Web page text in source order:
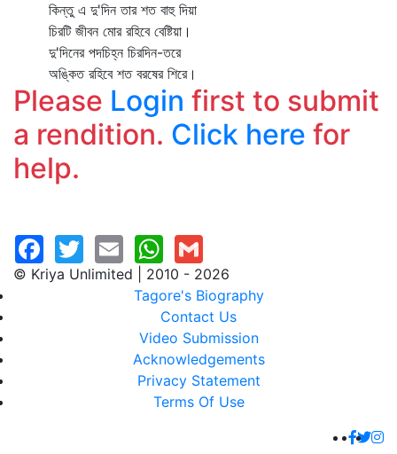
কিন্তু এ দু'দিন তার শত বাহু দিয়া
চিরটি জীবন মোর রহিবে বেষ্টিয়া।
দু'দিনের পদচিহ্ন চিরদিন-তরে
অঙ্কিত রহিবে শত বরষের শিরে।
Please Login first to submit
a rendition. Click here for
help.
© Kriya Unlimited | 2010 - 2026
Tagore's Biography
Contact Us
Video Submission
Acknowledgements
Privacy Statement
Terms Of Use